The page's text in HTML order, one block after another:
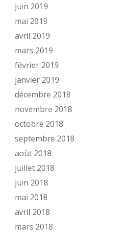
juin 2019
mai 2019
avril 2019
mars 2019
février 2019
janvier 2019
décembre 2018
novembre 2018
octobre 2018
septembre 2018
août 2018
juillet 2018
juin 2018
mai 2018
avril 2018
mars 2018